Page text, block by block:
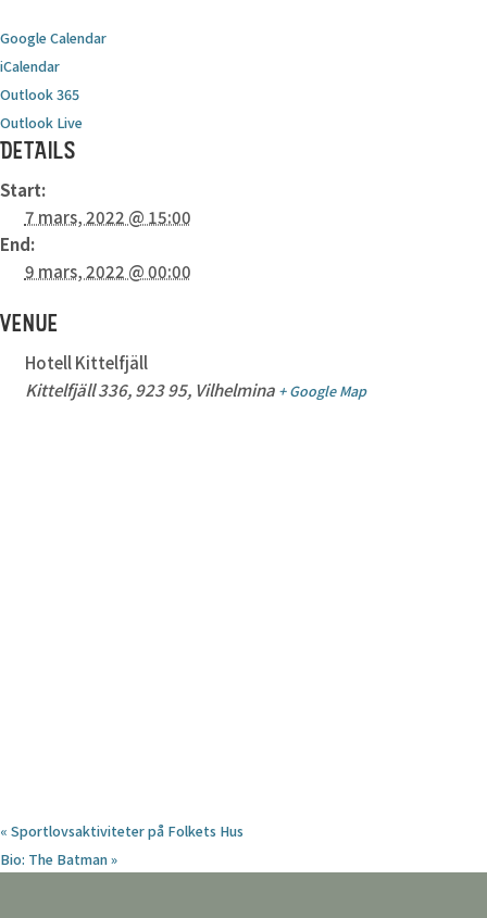
Google Calendar
iCalendar
Outlook 365
Outlook Live
DETAILS
Start:
7 mars, 2022 @ 15:00
End:
9 mars, 2022 @ 00:00
VENUE
Hotell Kittelfjäll
Kittelfjäll 336, 923 95, Vilhelmina + Google Map
« Sportlovsaktiviteter på Folkets Hus
Bio: The Batman»